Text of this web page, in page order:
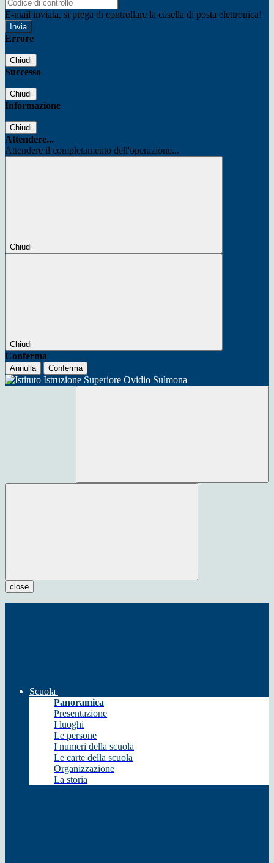
E-mail inviata, si prega di controllare la casella di posta elettronica!
Errore
Chiudi
Successo
Chiudi
Informazione
Chiudi
Attendere...
Attendere il completamento dell'operazione...
Chiudi
Chiudi
Conferma
Annulla Conferma
close
Scuola
Panoramica
Presentazione
I luoghi
Le persone
I numeri della scuola
Le carte della scuola
Organizzazione
La storia